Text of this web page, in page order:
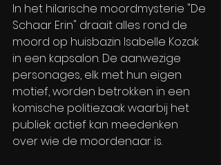
In het hilarische moordmysterie "De
Schaar Erin" draait alles rond de
moord op huisbazin Isabelle Kozak
in een kapsalon. De aanwezige
personages, elk met hun eigen
motief, worden betrokken in een
komische politiezaak waarbij het
publiek actief kan meedenken
over wie de moordenaar is.